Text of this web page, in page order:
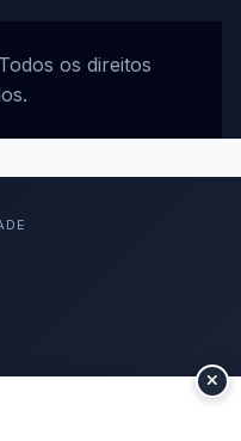
os direitos